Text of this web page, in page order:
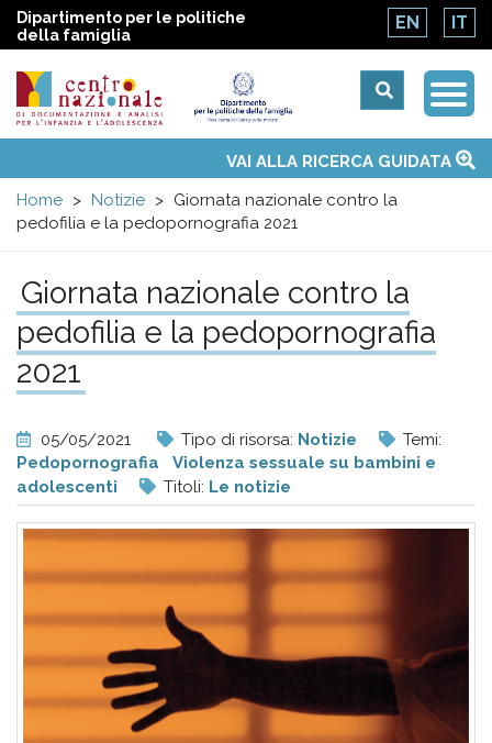
Dipartimento per le politiche
della famiglia
EN IT
Centro
nazionale
di
Documentazione
e
analisi
pr
l'infanzia
e
l'adolescenza
menu
Temi
Attività
Convenzione ONUVAI ALLA RICERCA GUIDATA
Home
Notizie
Giornata nazionale contro la
pedofilia e la pedopornografia 2021
Giornata nazionale contro la
pedofilia e la pedopornografia
2021
05/05/2021 Tipo di risorsa: Notizie
Temi:
Pedopornografia
Violenza sessuale su bambini e
adolescenti
Titoli: Le notizie